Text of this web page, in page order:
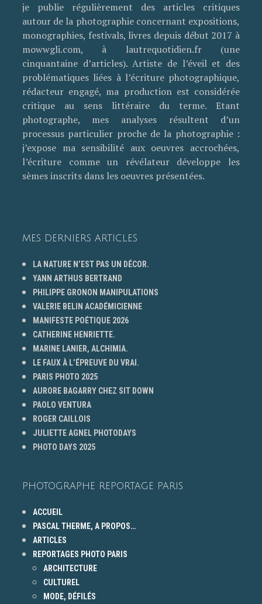
je publie régulièrement des articles critiques
autour de la photographie concernant expositions,
monographies, festivals, livres depuis début 2017 à
mowwgli.com, à lautrequotidien.fr (une
cinquantaine d’articles). Artiste de l’éveil et des
problématiques liées à l’écriture photographique,
rédacteur engagé, ma production est considérée
critique au sens littéraire du terme. Etant
photographe, mes analyses résultent d’un
processus particulier proche de la photographie :
j’expose ma sensibilité aux oeuvres accrochées,
l’écriture comme un révélateur développe les
sèmes inscrits dans les oeuvres présentées.
MES DERNIERS ARTICLES
LA NATURE N’EST PAS UN DÉCOR.
YANN ARTHUS BERTRAND
PHILIPPE GRONON MANIPULATIONS
VALERIE BELIN ACADÉMICIENNE
MANIFESTE POÉTIQUE 2026
CATHERINE HENRIETTE.
MARINE LANIER, ALCHIMIA.
LE FAUX À L’ÉPREUVE DU VRAI.
PARIS PHOTO 2025
AURORE BAGARRY CHEZ SIT DOWN
PAOLO VENTURA
ROGER CAILLOIS
JULIETTE AGNEL PHOTODAYS
PHOTO DAYS 2025
PHOTOGRAPHE REPORTAGE PARIS
ACCUEIL
PASCAL THERME, A PROPOS…
ARTICLES
REPORTAGES PHOTO PARIS
ARCHITECTURE
CULTUREL
MODE, DÉFILÉS